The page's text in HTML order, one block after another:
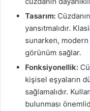
Tasarım:
yansıtmalıdır.
sunarken,
görünüm sağlar.
Fonksiyonellik:
kişisel eşyaların
sağlamalıdır.
bulunması